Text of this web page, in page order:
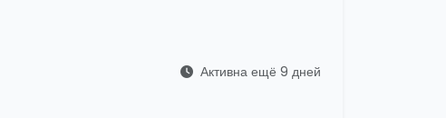
Активна ещё 9 дней